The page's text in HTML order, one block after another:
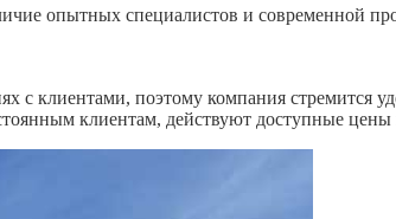
опытных специалистов и современной
клиентами, поэтому компания стремится
клиентам, действуют доступные